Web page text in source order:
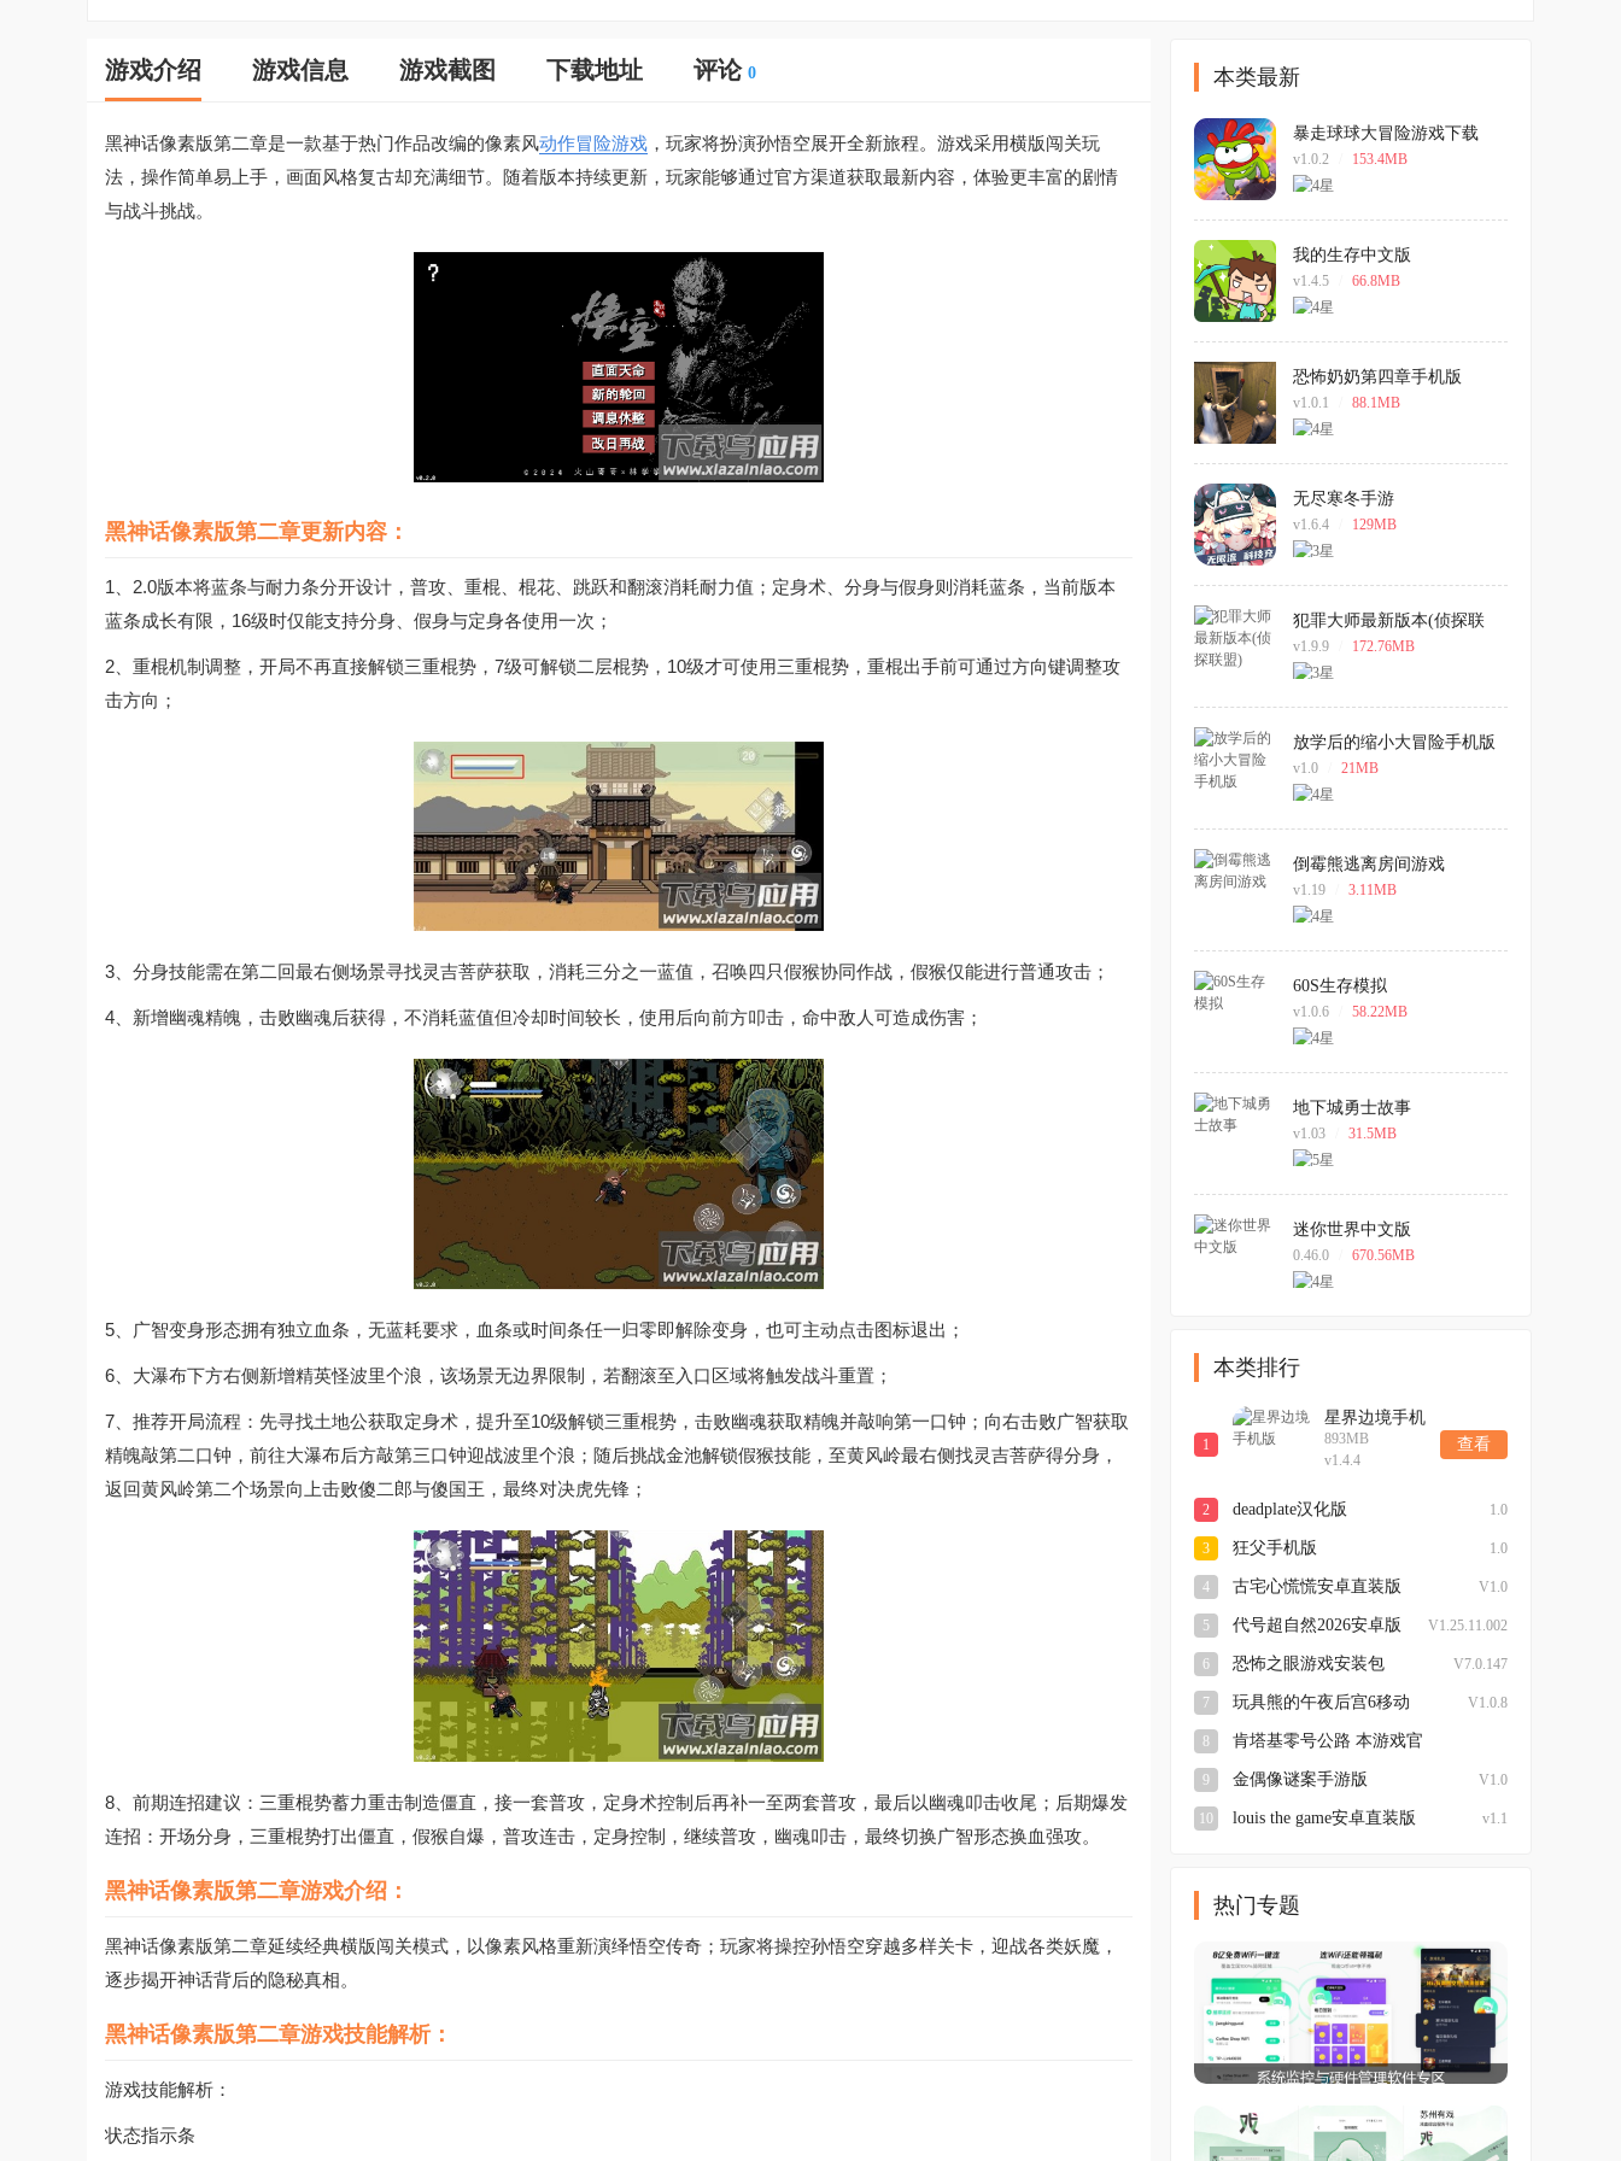
游戏介绍 游戏信息 游戏截图 下载地址 评论 0
黑神话像素版第二章是一款基于热门作品改编的像素风动作冒险游戏 ，玩家将扮演孙悟空展开全新旅程。游戏采用横版闯关玩
法，操作简单易上手，画面风格复古却充满细节。随着版本持续更新，玩家能够通过官方渠道获取最新内容，体验更丰富的剧情
与战斗挑战。
黑神话像素版第二章更新内容：
1、2.0版本将蓝条与耐力条分开设计，普攻、重棍、棍花、跳跃和翻滚消耗耐力值；定身术、分身与假身则消耗蓝条，当前版本
蓝条成长有限，16级时仅能支持分身、假身与定身各使用一次；
2、重棍机制调整，开局不再直接解锁三重棍势，7级可解锁二层棍势，10级才可使用三重棍势，重棍出手前可通过方向键调整攻
击方向；
3、分身技能需在第二回最右侧场景寻找灵吉菩萨获取，消耗三分之一蓝值，召唤四只假猴协同作战，假猴仅能进行普通攻击；
4、新增幽魂精魄，击败幽魂后获得，不消耗蓝值但冷却时间较长，使用后向前方叩击，命中敌人可造成伤害；
5、广智变身形态拥有独立血条，无蓝耗要求，血条或时间条任一归零即解除变身，也可主动点击图标退出；
6、大瀑布下方右侧新增精英怪波里个浪，该场景无边界限制，若翻滚至入口区域将触发战斗重置；
7、推荐开局流程：先寻找土地公获取定身术，提升至10级解锁三重棍势，击败幽魂获取精魄并敲响第一口钟；向右击败广智获取
精魄敲第二口钟，前往大瀑布后方敲第三口钟迎战波里个浪；随后挑战金池解锁假猴技能，至黄风岭最右侧找灵吉菩萨得分身，
返回黄风岭第二个场景向上击败傻二郎与傻国王，最终对决虎先锋；
8、前期连招建议：三重棍势蓄力重击制造僵直，接一套普攻，定身术控制后再补一至两套普攻，最后以幽魂叩击收尾；后期爆发
连招：开场分身，三重棍势打出僵直，假猴自爆，普攻连击，定身控制，继续普攻，幽魂叩击，最终切换广智形态换血强攻。
黑神话像素版第二章游戏介绍：
黑神话像素版第二章延续经典横版闯关模式，以像素风格重新演绎悟空传奇；玩家将操控孙悟空穿越多样关卡，迎战各类妖魔，
逐步揭开神话背后的隐秘真相。
黑神话像素版第二章游戏技能解析：
游戏技能解析：
状态指示条
本类最新
暴走球球大冒险游戏下载
v1.0.2 153.4MB
我的生存中文版
v1.4.5 66.8MB
恐怖奶奶第四章手机版
v1.0.1 88.1MB
无尽寒冬手游
v1.6.4 129MB
犯罪大师最新版本(侦探联
盟)
v1.9.9 172.76MB
放学后的缩小大冒险手机版
v1.0 21MB
倒霉熊逃离房间游戏
v1.19 3.11MB
60S生存模拟
v1.0.6 58.22MB
地下城勇士故事
v1.03 31.5MB
迷你世界中文版
0.46.0 670.56MB
本类排行
1
星界边境手机
版
893MB
v1.4.4
查看
2 deadplate汉化版 1.0
3 狂父手机版 1.0
4 古宅心慌慌安卓直装版 V1.0
5 代号超自然2026安卓版 V1.25.11.002
6 恐怖之眼游戏安装包 V7.0.147
7
玩具熊的午夜后宫6移动
V1.0.8
8
肯塔基零号公路 本游戏官
9
金偶像谜案手游版 V1.0
10 louis the game安卓直装版 v1.1
热门专题